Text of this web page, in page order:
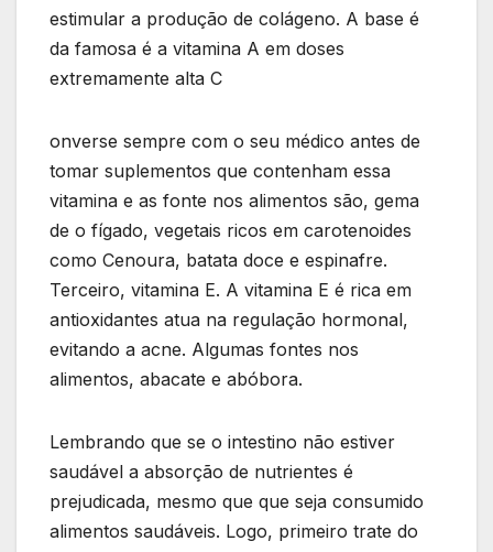
estimular a produção de colágeno. A base é
da famosa é a vitamina A em doses
extremamente alta C
onverse sempre com o seu médico antes de
tomar suplementos que contenham essa
vitamina e as fonte nos alimentos são, gema
de o fígado, vegetais ricos em carotenoides
como Cenoura, batata doce e espinafre.
Terceiro, vitamina E. A vitamina E é rica em
antioxidantes atua na regulação hormonal,
evitando a acne. Algumas fontes nos
alimentos, abacate e abóbora.
Lembrando que se o intestino não estiver
saudável a absorção de nutrientes é
prejudicada, mesmo que que seja consumido
alimentos saudáveis. Logo, primeiro trate do